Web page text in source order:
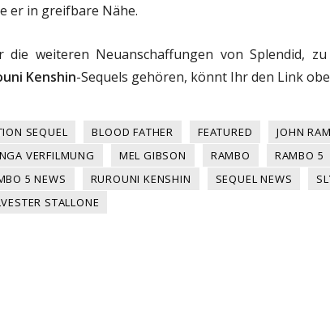
er in greifbare Nähe.
die weiteren Neuanschaffungen von Splendid,
Kenshin-Sequels gehören, könnt Ihr den Link
SEQUEL BLOOD FATHER FEATURED
JOHN
VERFILMUNG
MEL GIBSON RAMBO
RAMBO 5
5 NEWS
RUROUNI KENSHIN SEQUEL NEWS
STALLONE